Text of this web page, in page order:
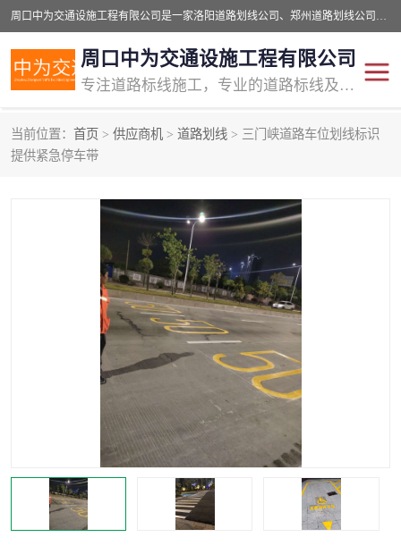
周口中为交通设施工程有限公司是一家洛阳道路划线公司、郑州道路划线公司、平顶山道路车位划线公司、开封车位划线公司、许昌道路车位划线公司、漯河道路车位划线公司，公司始终坚持“诚信、匠心、专注”的宗旨；我们的经营理念是：的服务。
周口中为交通设施工程有限公司
专注道路标线施工，专业的道路标线及交通设施施工服务商!
当前位置： 首页 > 供应商机 > 道路划线 > 三门峡道路车位划线标识
提供紧急停车带
交通道路标线
道路标线划线 马路标线
道路划线